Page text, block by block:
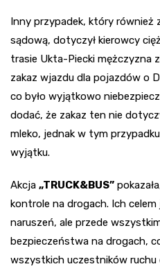
Inny przypadek, który również
sądową, dotyczył kierowcy
trasie Ukta-Piecki mężczyzna
zakaz wjazdu dla pojazdów o
co było wyjątkowo
dodać, że zakaz ten nie
mleko, jednak w tym
wyjątku.
Akcja „TRUCK&BUS”
kontrole na drogach. Ich
naruszeń, ale przede
bezpieczeństwa na drogach,
wszystkich uczestników ruchu